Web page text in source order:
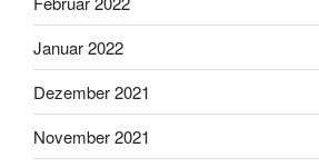
Januar 2022
Dezember 2021
November 2021